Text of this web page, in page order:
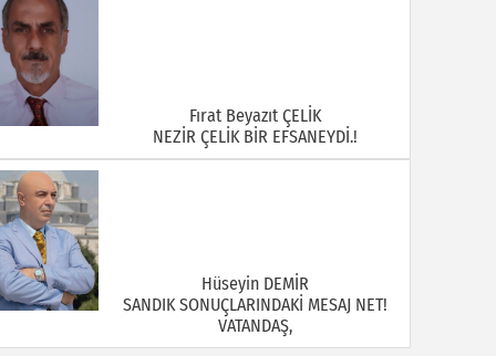
Fırat Beyazıt ÇELİK
NEZİR ÇELİK BİR EFSANEYDİ.!
Hüseyin DEMİR
SANDIK SONUÇLARINDAKİ MESAJ NET!
VATANDAŞ,